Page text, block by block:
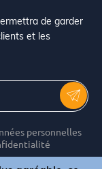
de garder
et les
personnelles